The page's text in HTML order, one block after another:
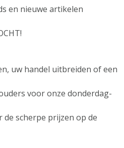
en nieuwe artikelen
uw handel uitbreiden of een
voor onze donderdag-
scherpe prijzen op de